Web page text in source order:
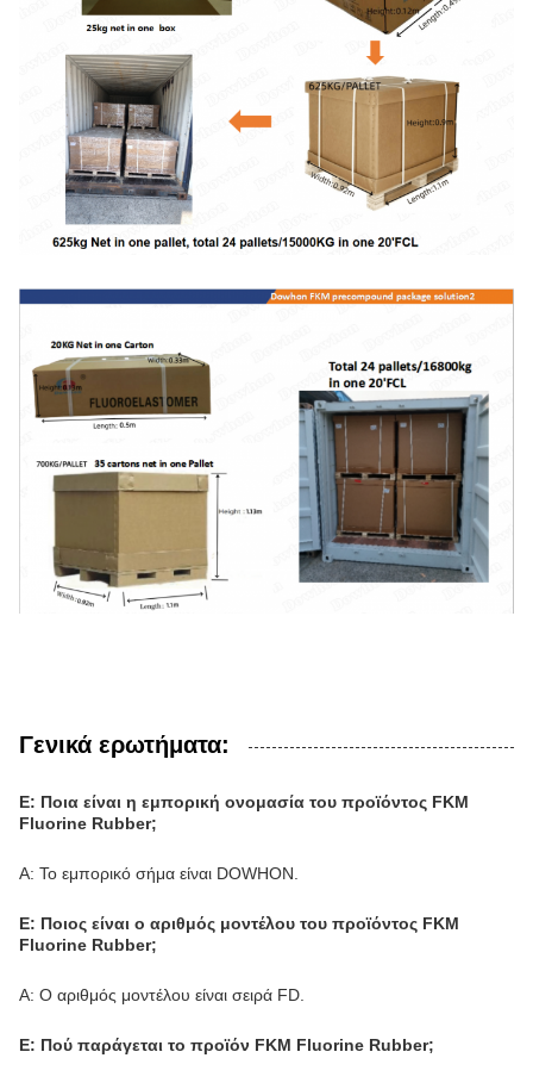
Γενικά ερωτήματα:
Ε: Ποια είναι η εμπορική ονομασία του προϊόντος FKM
Fluorine Rubber;
Α: Το εμπορικό σήμα είναι DOWHON.
Ε: Ποιος είναι ο αριθμός μοντέλου του προϊόντος FKM
Fluorine Rubber;
Α: Ο αριθμός μοντέλου είναι σειρά FD.
Ε: Πού παράγεται το προϊόν FKM Fluorine Rubber;